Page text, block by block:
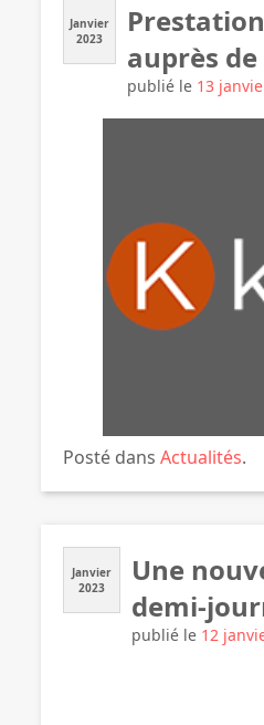
Janvier
2023
auprès de
publié le 13
Posté dans Actualités.
Janvier
2023
Une
demi-
publié le 12